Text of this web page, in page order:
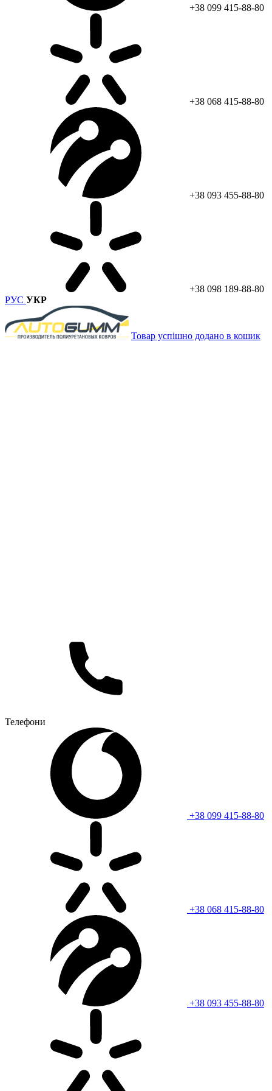
+38 099 415-88-80
+38 068 415-88-80
+38 093 455-88-80
+38 098 189-88-80
РУС УКР
Товар успішно додано в кошик
Телефони
+38 099 415-88-80
+38 068 415-88-80
+38 093 455-88-80